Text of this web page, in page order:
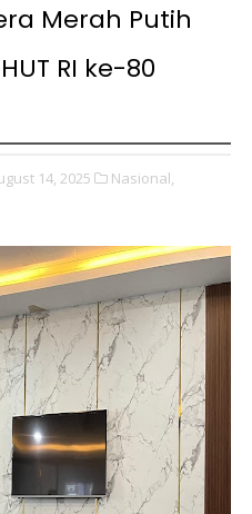
Merah Putih
RI ke-80
14, 2025 Nasional,